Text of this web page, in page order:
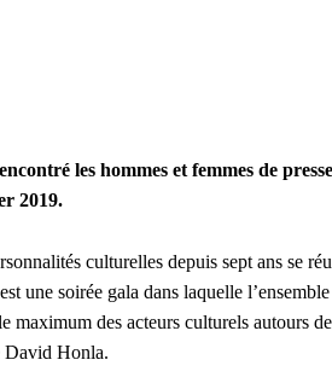
les hommes et femmes de presse
2019.
culturelles depuis sept ans se
une soirée gala dans laquelle l’ensemble
maximum des acteurs culturels autours de
David Honla.